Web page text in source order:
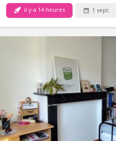
il y a 14 heures 1 sept.
🏡 chambre colocation
une colocation féminine
du 1er septembre 2026 ! 🙂 -
à partager avec 3 autres
étage